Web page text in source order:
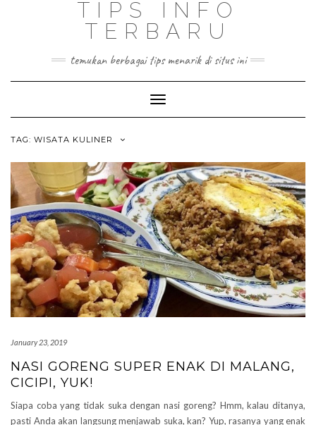
TIPS INFO
TERBARU
temukan berbagai tips menarik di situs ini
Toggle
Navigation
TAG: WISATA KULINER
January 23, 2019
NASI GORENG SUPER ENAK DI MALANG,
CICIPI, YUK!
Siapa coba yang tidak suka dengan nasi goreng? Hmm, kalau ditanya,
pasti Anda akan langsung menjawab suka, kan? Yup, rasanya yang enak